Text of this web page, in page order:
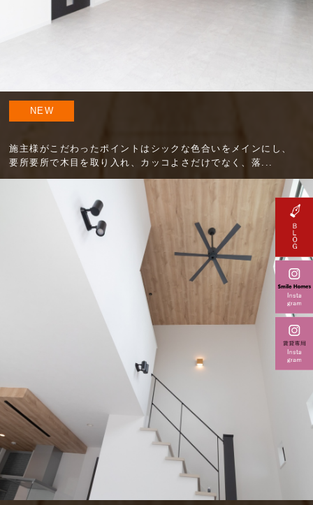
NEW
施主様がこだわったポイントはシックな色合いをメインにし、
要所要所で木目を取り入れ、カッコよさだけでなく、落...